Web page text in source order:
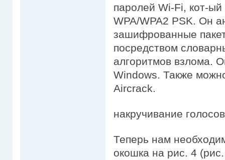
паролей Wi-Fi, кот-
WPA/WPA2 PSK. Он
зашифрованные
посредством
алгоритмов взлома.
Windows. Также
Aircrack.
накручивание
Теперь нам
окошка на рис. 4